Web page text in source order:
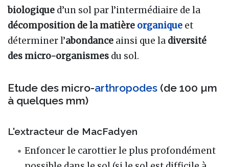
biologique d’un sol par l’intermédiaire de la
décomposition de la matière organique et
déterminer l’abondance ainsi que la diversité
des micro-organismes du sol.
Etude des micro-arthropodes (de 100 µm
à quelques mm)
L'extracteur de MacFadyen
Enfoncer le carottier le plus profondément